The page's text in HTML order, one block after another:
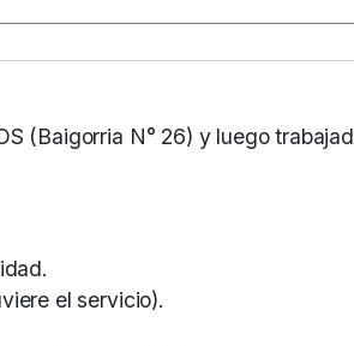
(Baigorria N° 26) y luego
el servicio).